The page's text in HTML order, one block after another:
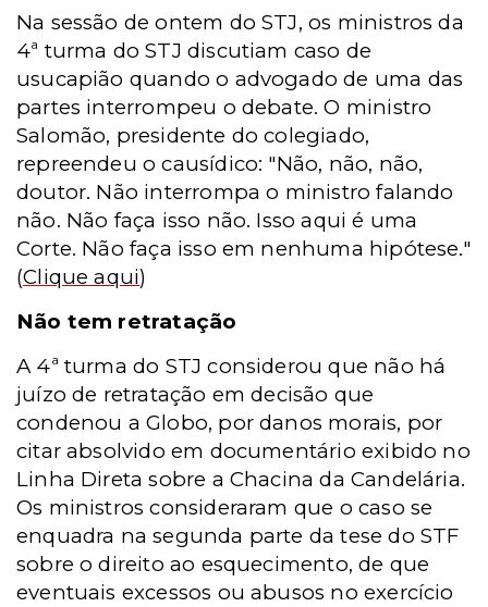
Na sessão de ontem do STJ, os ministros da
4ª turma do STJ discutiam caso de
usucapião quando o advogado de uma das
partes interrompeu o debate. O ministro
Salomão, presidente do colegiado,
repreendeu o causídico: "Não, não, não,
doutor. Não interrompa o ministro falando
não. Não faça isso não. Isso aqui é uma
Corte. Não faça isso em nenhuma hipótese."
(Clique aqui)
Não tem retratação
A 4ª turma do STJ considerou que não há
juízo de retratação em decisão que
condenou a Globo, por danos morais, por
citar absolvido em documentário exibido no
Linha Direta sobre a Chacina da Candelária.
Os ministros consideraram que o caso se
enquadra na segunda parte da tese do STF
sobre o direito ao esquecimento, de que
eventuais excessos ou abusos no exercício